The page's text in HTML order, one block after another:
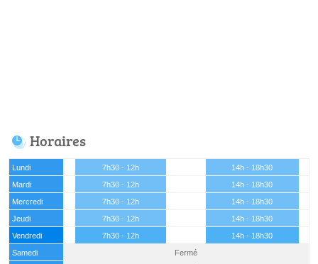
Horaires
Lundi 7h30 - 12h
14h - 18h30
Mardi
7h30 - 12h
14h - 18h30
Mercredi
7h30 - 12h
14h - 18h30
Jeudi
7h30 - 12h
14h - 18h30
Vendredi
7h30 - 12h
14h - 18h30
Samedi
Fermé